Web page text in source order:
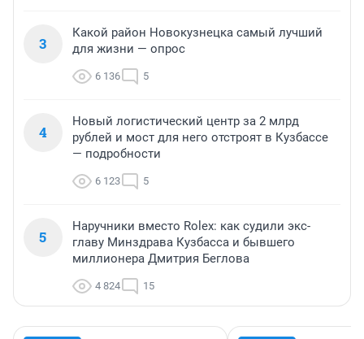
3
Какой район Новокузнецка самый лучший
для жизни — опрос
6 136 5
4
Новый логистический центр за 2 млрд
рублей и мост для него отстроят в Кузбассе
— подробности
6 123 5
5
Наручники вместо Rolex: как судили экс-
главу Минздрава Кузбасса и бывшего
миллионера Дмитрия Беглова
4 824 15